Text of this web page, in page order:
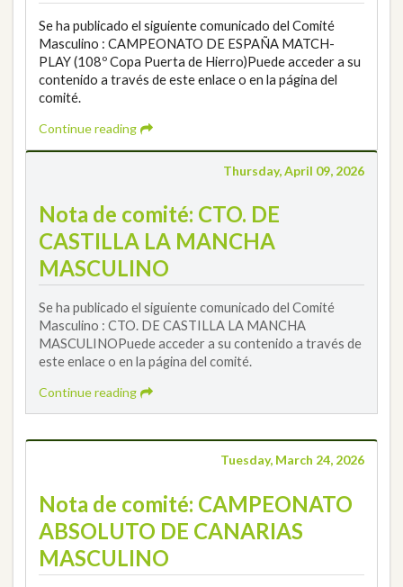
Se ha publicado el siguiente comunicado del Comité
Masculino : CAMPEONATO DE ESPAÑA MATCH-
PLAY (108º Copa Puerta de Hierro)Puede acceder a su
contenido a través de este enlace o en la página del
comité.
Continue reading
Thursday, April 09, 2026
Nota de comité: CTO. DE
CASTILLA LA MANCHA
MASCULINO
Se ha publicado el siguiente comunicado del Comité
Masculino : CTO. DE CASTILLA LA MANCHA
MASCULINOPuede acceder a su contenido a través de
este enlace o en la página del comité.
Continue reading
Tuesday, March 24, 2026
Nota de comité: CAMPEONATO
ABSOLUTO DE CANARIAS
MASCULINO